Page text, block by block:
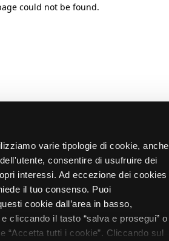
varie tipologie di cookie, anche
consentire di usufruire dei
interessi. Ad eccezione dei cookies
il tuo consenso. Puoi
cookie dall’area in basso,
cliccando il tasto “salva e prosegui” o
“Accetta tutti i cookie”. Cliccando sul
could not be found.